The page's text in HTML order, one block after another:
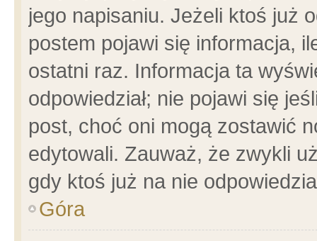
jego napisaniu. Jeżeli ktoś już
postem pojawi się informacja,
ostatni raz. Informacja ta
odpowiedział; nie pojawi się
post, choć oni mogą zostawić
edytowali. Zauważ, że zwykli
gdy ktoś już na nie
Góra